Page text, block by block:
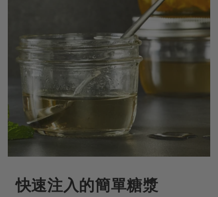
快速注入的簡單糖漿